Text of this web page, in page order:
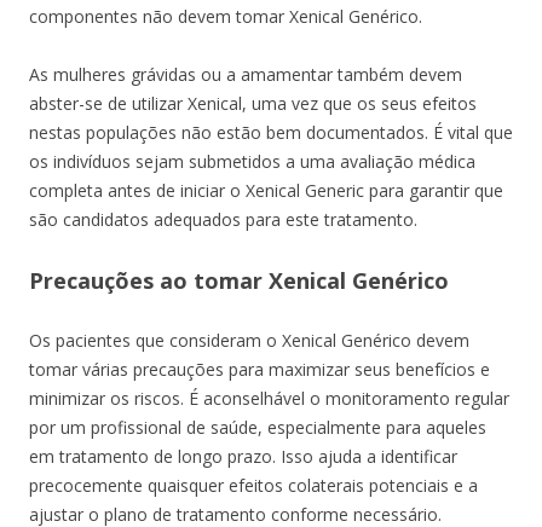
componentes não devem tomar Xenical Genérico.
As mulheres grávidas ou a amamentar também devem
abster-se de utilizar Xenical, uma vez que os seus efeitos
nestas populações não estão bem documentados. É vital que
os indivíduos sejam submetidos a uma avaliação médica
completa antes de iniciar o Xenical Generic para garantir que
são candidatos adequados para este tratamento.
Precauções ao tomar Xenical Genérico
Os pacientes que consideram o Xenical Genérico devem
tomar várias precauções para maximizar seus benefícios e
minimizar os riscos. É aconselhável o monitoramento regular
por um profissional de saúde, especialmente para aqueles
em tratamento de longo prazo. Isso ajuda a identificar
precocemente quaisquer efeitos colaterais potenciais e a
ajustar o plano de tratamento conforme necessário.